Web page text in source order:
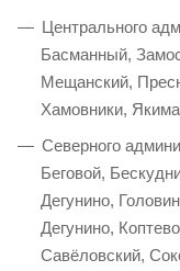
Центрального
Басманный,
Мещанский,
Хамовники,
Северного
Беговой,
Дегунино,
Дегунино,
Савёловский,